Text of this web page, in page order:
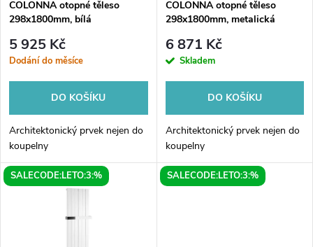
p
r
o
d
u
k
p
r
d
u
COLONNA otopné těleso
298x1800mm, bílá
5 925 Kč
Dodání do měsíce
DO KOŠÍKU
Architektonický prvek nejen do
koupelny
COLONNA otopné těleso
298x1800mm, metalická
6 871 Kč
Skladem
DO KOŠÍKU
Architektonický prvek nejen do
koupelny
SALECODE:LETO:3:% SALECODE:LETO:3:%